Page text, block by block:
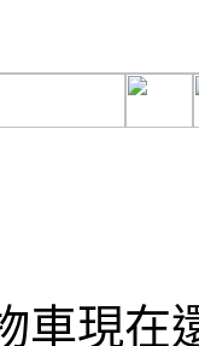
車現在